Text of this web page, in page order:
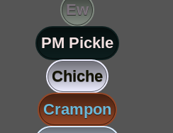
Ew
PM Pickle
Chiche
Crampon